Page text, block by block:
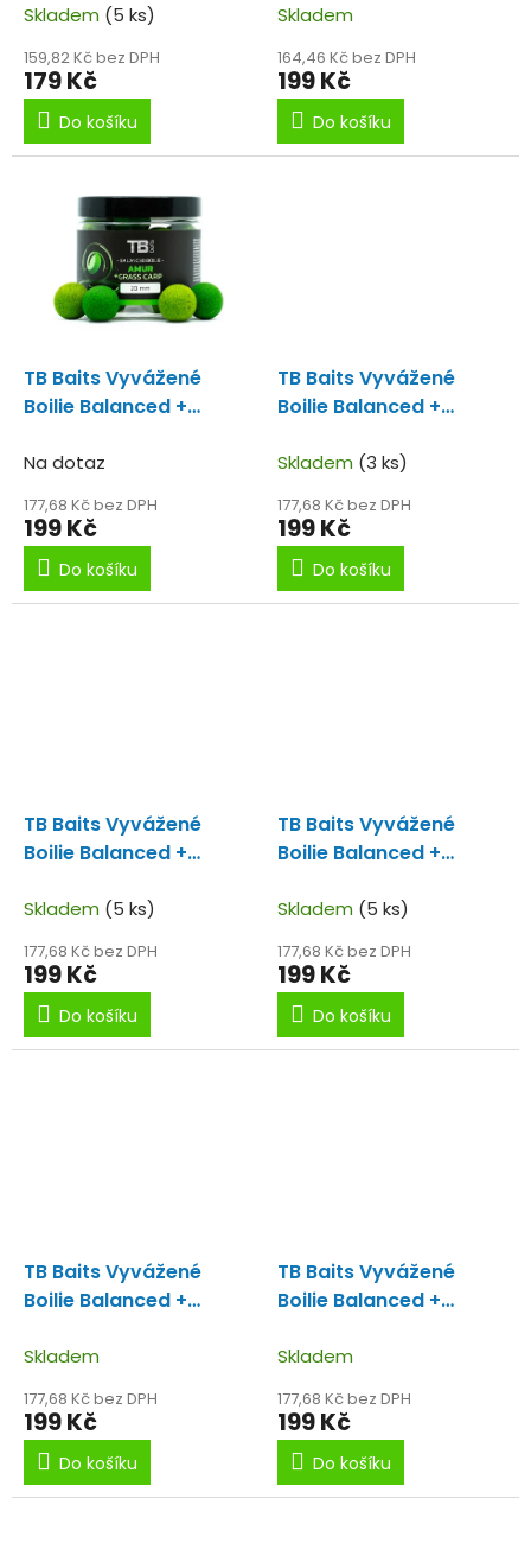
100 g - 24 mm
Skladem (5 ks)
159,82 Kč bez DPH
179 Kč
Do košíku
20-24mm
Skladem
164,46 Kč bez DPH
199 Kč
Do košíku
TB Baits Vyvážené
Boilie Balanced +
mm
Na dotaz
177,68 Kč bez DPH
199 Kč
Do košíku
TB Baits Vyvážené
Boilie Balanced +
mm
Skladem (3 ks)
177,68 Kč bez DPH
199 Kč
Do košíku
TB Baits Vyvážené
Boilie Balanced +
mm
Skladem (5 ks)
177,68 Kč bez DPH
199 Kč
Do košíku
TB Baits Vyvážené
Boilie Balanced +
100 g - 16 mm
Skladem (5 ks)
177,68 Kč bez DPH
199 Kč
Do košíku
TB Baits Vyvážené
Boilie Balanced +
100 g - 20 mm
Skladem
177,68 Kč bez DPH
199 Kč
Do košíku
TB Baits Vyvážené
Boilie Balanced +
Strawberry 100 g - 16
Skladem
177,68 Kč bez DPH
199 Kč
Do košíku